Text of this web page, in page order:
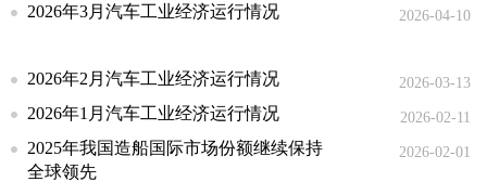
2026年3月汽车工业经济运行情况 2026-04-10
2026年2月汽车工业经济运行情况 2026-03-13
2026年1月汽车工业经济运行情况 2026-02-11
2025年我国造船国际市场份额继续保持
全球领先
2026-02-01